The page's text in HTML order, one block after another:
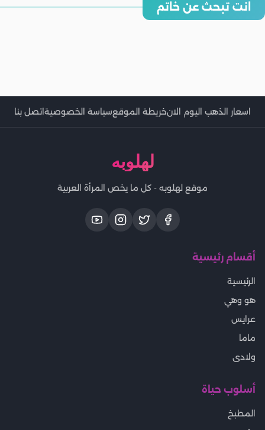
انت تبحث عن خاتم
4 أخطاء تجنبيها عند اختيار خاتم الزفاف
اسعار الذهب اليوم الانخريطة الموقعسياسة الخصوصيةاتصل بنا
لهلوبه
موقع لهلوبه - كل ما يخص المرأة العربية
أقسام رئيسية
الرئيسية
هو وهي
عرايس
ماما
ولادى
أسلوب حياة
المطبخ